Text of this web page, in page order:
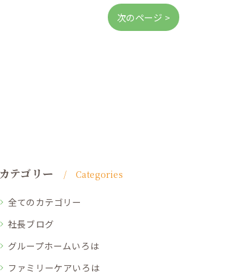
次のページ >
カテゴリー Categories
全てのカテゴリー
社長ブログ
グループホームいろは
ファミリーケアいろは